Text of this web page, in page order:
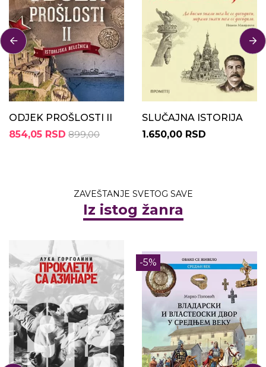
ODJEK PROŠLOSTI II
854,05 RSD 899,00
SLUČAJNA ISTORIJA
1.650,00 RSD
ZAVEŠTANJE SVETOG SAVE
Iz istog žanra
-5%